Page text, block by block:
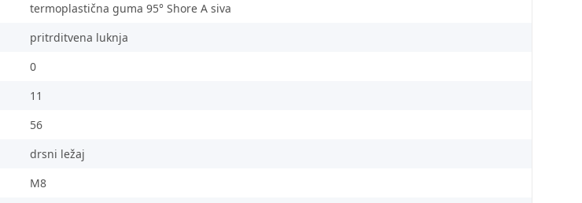
termoplastična guma 95° Shore A siva
pritrditvena luknja
0
11
56
drsni ležaj
M8